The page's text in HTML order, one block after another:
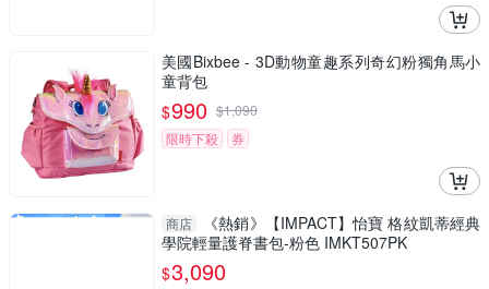
美國Bixbee - 3D動物童趣系列奇幻粉獨角馬小
童背包
$990 $1,090
限時下殺
券
商店
《熱銷》【IMPACT】怡寶 格紋凱蒂經典
學院輕量護脊書包-粉色 IMKT507PK
$3,090